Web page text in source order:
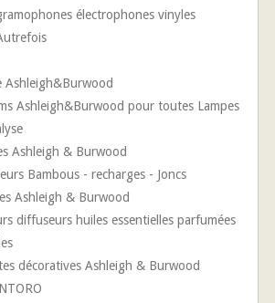
électrophones vinyles
Ashleigh&Burwood
Ashleigh&Burwood pour toutes Lampes
Ashleigh & Burwood
Bambous - recharges - Joncs
Ashleigh & Burwood
diffuseurs huiles essentielles parfumées
décoratives Ashleigh & Burwood